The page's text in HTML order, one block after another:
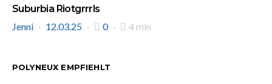
Suburbia Riotgrrrls
Jenni
12.03.25 0 4 min
POLYNEUX EMPFIEHLT